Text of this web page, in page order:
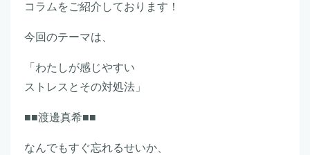
コラムをご紹介しております！
今回のテーマは、
「わたしが感じやすい
ストレスとその対処法」
■■渡邊真希■■
なんでもすぐ忘れるせいか、